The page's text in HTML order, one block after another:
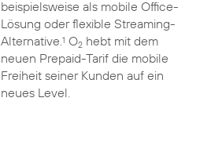
beispielsweise als mobile Office-
Lösung oder flexible Streaming-
Alternative.1 O2hebt mit dem
neuen Prepaid-Tarif die mobile
Freiheit seiner Kunden auf ein
neues Level.